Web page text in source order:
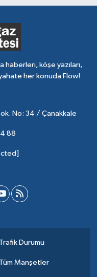
haberleri, köşe yazıları,
her konuda Flow!
No: 34 / Çanakkale
88
Trafik Durumu
Tüm Manşetler